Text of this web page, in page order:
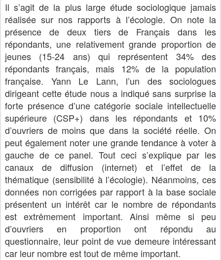
Il s’agit de la plus large étude sociologique jamais
réalisée sur nos rapports à l’écologie. On note la
présence de deux tiers de Français dans les
répondants, une relativement grande proportion de
jeunes (15-24 ans) qui représentent 34% des
répondants français, mais 12% de la population
française. Yann Le Lann, l’un des sociologues
dirigeant cette étude nous a indiqué sans surprise la
forte présence d’une catégorie sociale intellectuelle
supérieure (CSP+) dans les répondants et 10%
d’ouvriers de moins que dans la société réelle. On
peut également noter une grande tendance à voter à
gauche de ce panel. Tout ceci s’explique par les
canaux de diffusion (internet) et l’effet de la
thématique (sensibilité à l’écologie). Néanmoins, ces
données non corrigées par rapport à la base sociale
présentent un intérêt car le nombre de répondants
est extrêmement important. Ainsi même si peu
d’ouvriers en proportion ont répondu au
questionnaire, leur point de vue demeure intéressant
car leur nombre est tout de même important.